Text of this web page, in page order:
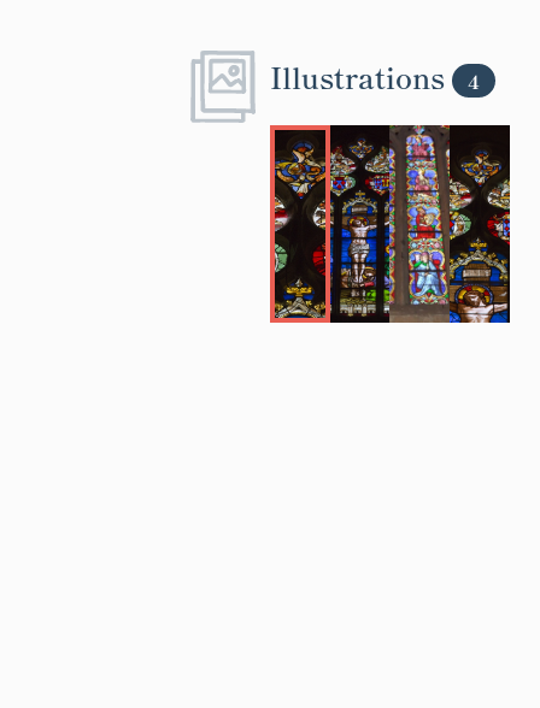
Illustrations 4